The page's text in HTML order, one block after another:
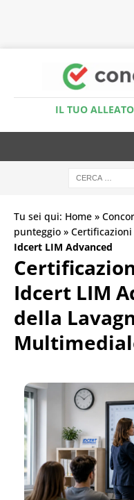
IL TUO
Tu sei qui: Home »
punteggio »
Idcert LIM Advanced
Idcert LIM
della